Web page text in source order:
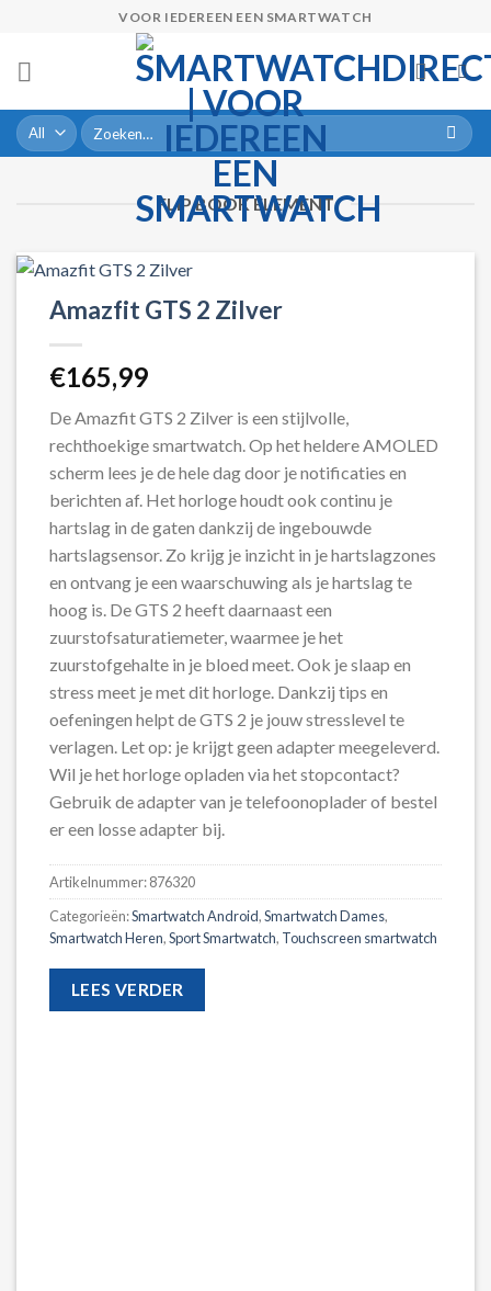
content
VOOR IEDEREEN EEN SMARTWATCH
Zoeken
naar:
FLIP BOOK ELEMENT
Amazfit GTS 2 Zilver
€165,99
De Amazfit GTS 2 Zilver is een stijlvolle,
rechthoekige smartwatch. Op het heldere AMOLED
scherm lees je de hele dag door je notificaties en
berichten af. Het horloge houdt ook continu je
hartslag in de gaten dankzij de ingebouwde
hartslagsensor. Zo krijg je inzicht in je hartslagzones
en ontvang je een waarschuwing als je hartslag te
hoog is. De GTS 2 heeft daarnaast een
zuurstofsaturatiemeter, waarmee je het
zuurstofgehalte in je bloed meet. Ook je slaap en
stress meet je met dit horloge. Dankzij tips en
oefeningen helpt de GTS 2 je jouw stresslevel te
verlagen. Let op: je krijgt geen adapter meegeleverd.
Wil je het horloge opladen via het stopcontact?
Gebruik de adapter van je telefoonoplader of bestel
er een losse adapter bij.
Artikelnummer:876320
Categorieën:Smartwatch Android,Smartwatch Dames,
Smartwatch Heren,Sport Smartwatch, Touchscreen smartwatch
LEES VERDER